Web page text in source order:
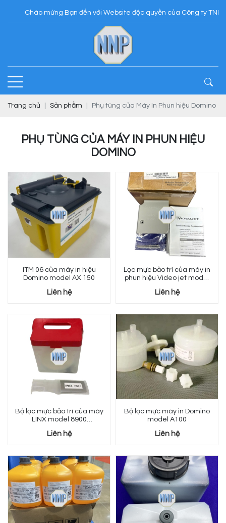
Chào mừng Bạn đến với Website độc quyền của Công ty TNHH
Trang chủ Sản phẩm Phụ tùng của Máy In Phun hiệu Domino
PHỤ TÙNG CỦA MÁY IN PHUN HIỆU
DOMINO
ITM 06 của máy in hiệu
Domino model AX 150
Liên hệ
Lọc mực bảo trì của máy in
phun hiệu Video jet model
Liên hệ
Bộ lọc mực bảo trì của máy
LINX model 8900
Liên hệ
Bộ lọc mực máy in Domino
model A100
Liên hệ